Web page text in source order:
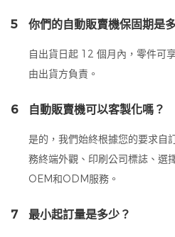
5 你們的自動販賣機保固期是
自出貨日起 12 個月內，零件可
由出貨方負責。
6 自動販賣機可以客製化嗎？
是的，我們始終根據您的要求自
務終端外觀、印刷公司標誌、選
OEM和ODM服務。
7 最小起訂量是多少？